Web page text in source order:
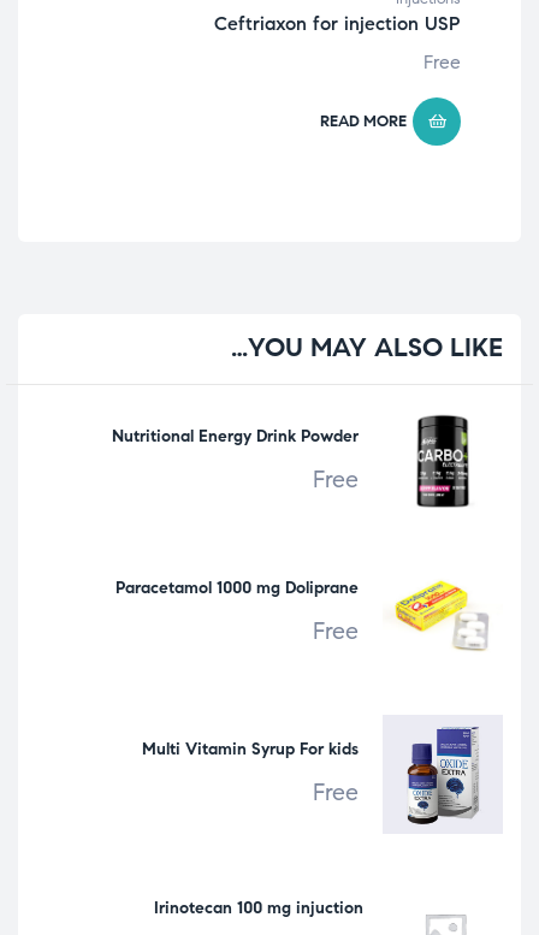
Ceftriaxon for injection USP
Free
READ MORE
YOU MAY ALSO LIKE…
Nutritional Energy Drink Powder
Free
Paracetamol 1000 mg Doliprane
Free
Multi Vitamin Syrup For kids
Free
Irinotecan 100 mg injuction